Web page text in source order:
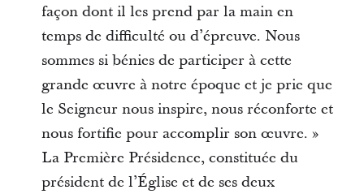
façon dont il les prend par la main en
temps de difficulté ou d’épreuve. Nous
sommes si bénies de participer à cette
grande œuvre à notre époque et je prie que
le Seigneur nous inspire, nous réconforte et
nous fortifie pour accomplir son œuvre. »
La Première Présidence, constituée du
président de l’Église et de ses deux